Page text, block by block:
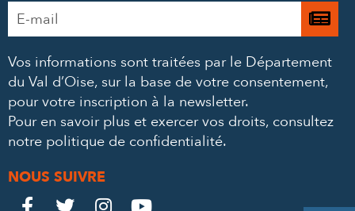
Adresse
e-
*
Je
à
Vos informations sont traitées par le Département
du Val d’Oise, sur la base de votre consentement,
pour votre inscription à la newsletter.
Pour en savoir plus et exercer vos droits, consultez
notre politique de confidentialité.
NOUS SUIVRE
Le
 Le
 Le
 Le
